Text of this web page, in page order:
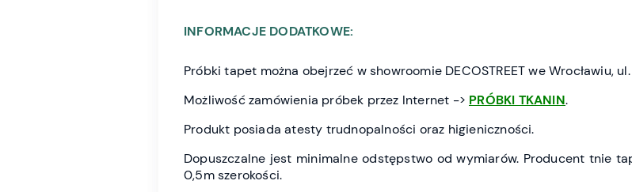
INFORMACJE DODATKOWE:
Próbki tapet można obejrzeć w showroomie DECOSTREET we Wrocławiu,
Możliwość zamówienia próbek przez Internet -> PRÓBKI TKANIN.
Produkt posiada atesty trudnopalności oraz higieniczności.
Dopuszczalne jest minimalne odstępstwo od wymiarów. Producent tnie
0,5m szerokości.